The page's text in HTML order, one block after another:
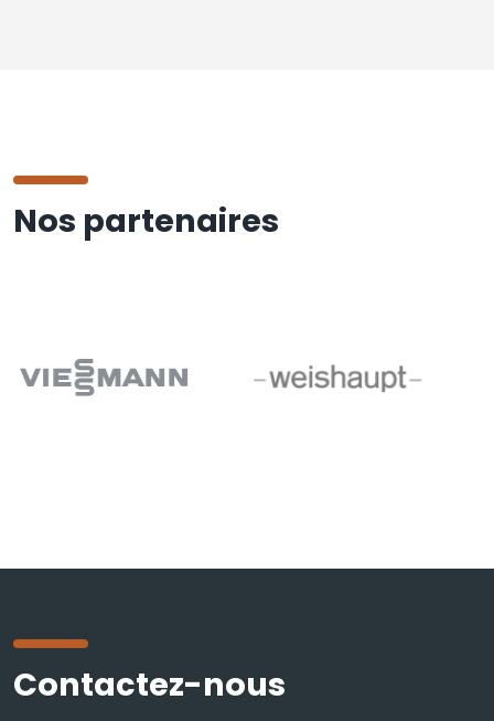
Nos partenaires
Contactez-nous